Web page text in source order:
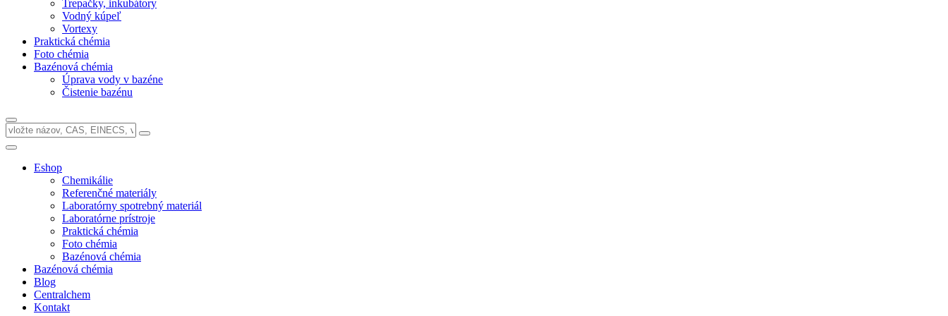
Trepačky, inkubátory
Vodný kúpeľ
Vortexy
Praktická chémia
Foto chémia
Bazénová chémia
Úprava vody v bazéne
Čistenie bazénu
Eshop
Chemikálie
Referenčné materiály
Laboratórny spotrebný materiál
Laboratórne prístroje
Praktická chémia
Foto chémia
Bazénová chémia
Bazénová chémia
Blog
Centralchem
Kontakt